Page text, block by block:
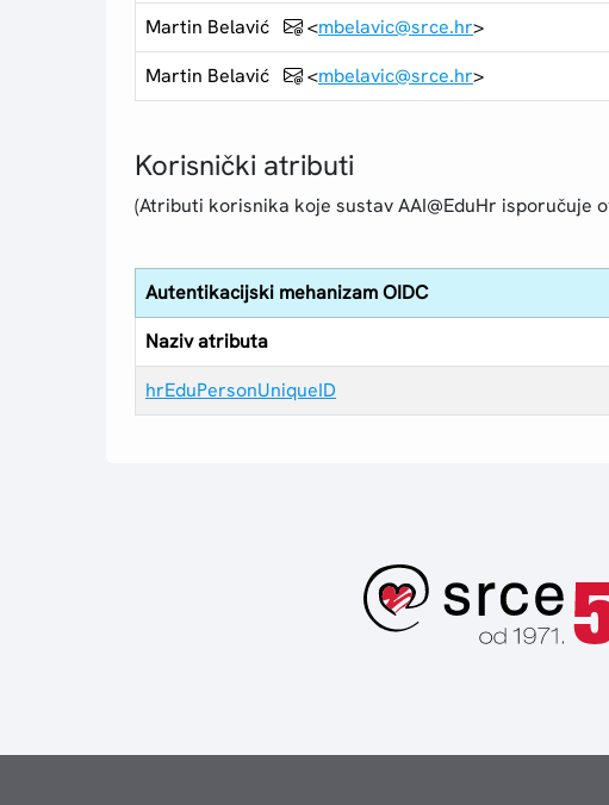
Martin Belavić
<mbelavic@srce.hr>
Martin Belavić
<mbelavic@srce.hr>
Korisnički atributi
(Atributi korisnika koje sustav AAI@EduHr isporučuje
Autentikacijski mehanizam OIDC
Naziv atributa
hrEduPersonUniqueID